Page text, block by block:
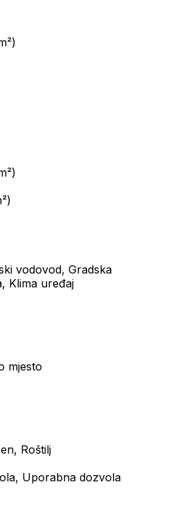
vodovod, Gradska
Klima uređaj
mjesto
Roštilj
Uporabna dozvola